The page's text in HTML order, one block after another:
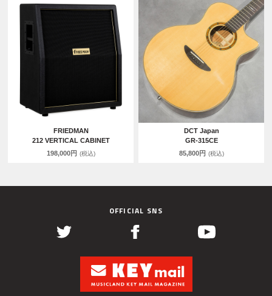
FRIEDMAN
212 VERTICAL CABINET
198,000円 (税込)
DCT Japan
GR-315CE
85,800円 (税込)
OFFICIAL SNS